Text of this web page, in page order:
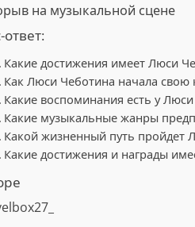
на музыкальной сцене
Какие достижения имеет Люси
Как Люси Чеботина начала свою
Какие воспоминания есть у
Какие музыкальные жанры
Какой жизненный путь пройдет
Какие достижения и награды